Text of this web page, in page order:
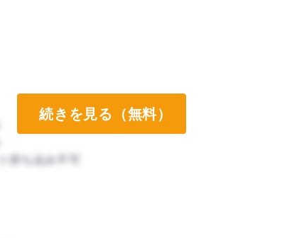
持ち込み不可
続きを見る（無料）